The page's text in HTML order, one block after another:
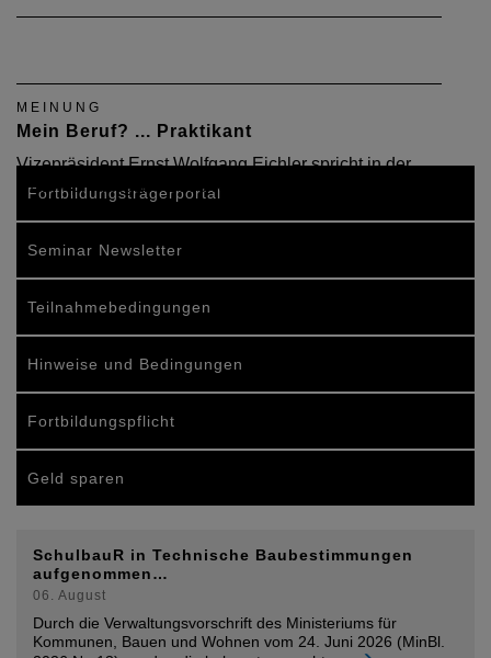
MEINUNG
Mein Beruf? ... Praktikant
Vizepräsident Ernst Wolfgang Eichler spricht in der
DAB-Aprilausgabe 2008 Klartext.
Fortbildungsträgerportal
Seminar Newsletter
Teilnahmebedingungen
Hinweise und Bedingungen
Fortbildungspflicht
Geld sparen
SchulbauR in Technische Baubestimmungen
aufgenommen…
06. August
Durch die Verwaltungsvorschrift des Ministeriums für
Kommunen, Bauen und Wohnen vom 24. Juni 2026 (MinBl.